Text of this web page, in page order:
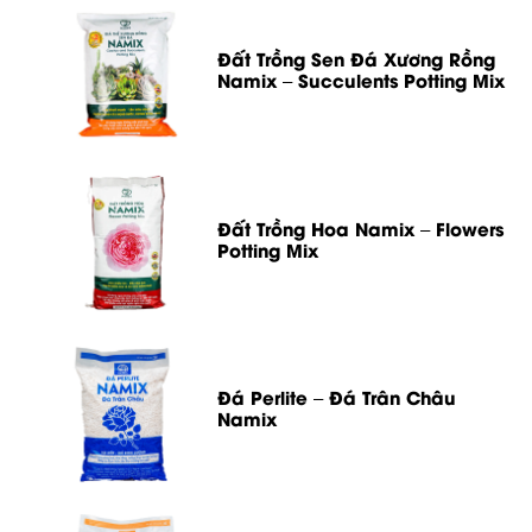
Đất Trồng Sen Đá Xương Rồng
Namix – Succulents Potting Mix
Đất Trồng Hoa Namix – Flowers
Potting Mix
Đá Perlite – Đá Trân Châu
Namix